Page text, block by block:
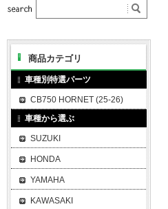
商品カテゴリ
車種別特選パーツ
CB750 HORNET (25-26)
車種から選ぶ
SUZUKI
HONDA
YAMAHA
KAWASAKI